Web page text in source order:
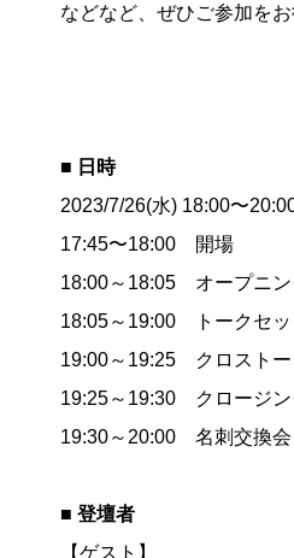
などなど、ぜひご参加を
■ 日時
2023/7/26(水) 18:00〜
17:45〜18:00 開場
18:00～18:05 オープニン
18:05～19:00 トークセッ
19:00～19:25 クロストー
19:25～19:30 クロージン
19:30～20:00 名刺交換会
■ 登壇者
【ゲスト】